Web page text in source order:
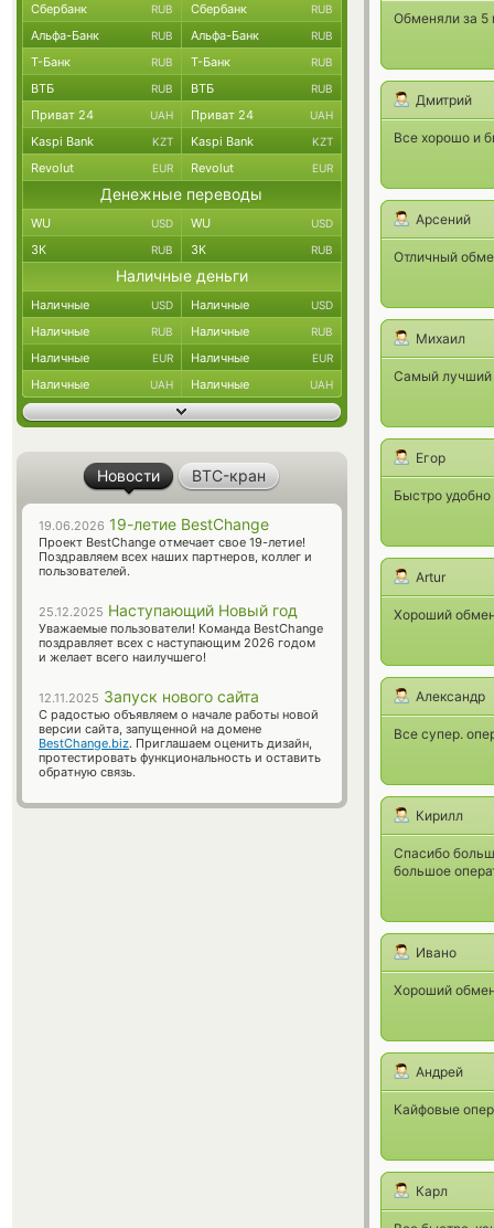
Обменяли за 5
Дмитрий
Все хорошо и
Арсений
Отличный
Михаил
Самый лучший
Егор
Быстро
Artur
Хороший
Александр
Все супер.
Кирилл
Спасибо
большое
Ивано
Хороший
Андрей
Кайфовые
Карл
Сбербанк RUB Сбербанк RUB
Альфа-Банк RUB Альфа-Банк RUB
Т-Банк RUB Т-Банк RUB
ВТБ RUB ВТБ RUB
Приват 24 UAH Приват 24 UAH
Kaspi Bank KZT Kaspi Bank KZT
Revolut EUR Revolut EUR
Денежные переводы
WU USD WU USD
ЗК RUB ЗК RUB
Наличные деньги
Наличные USD Наличные USD
Наличные RUB Наличные RUB
Наличные EUR Наличные EUR
Наличные UAH Наличные UAH
Новости BTC-кран
19.06.2026 19-летие BestChange
Проект BestChange отмечает свое 19-летие!
Поздравляем всех наших партнеров, коллег и
пользователей.
25.12.2025 Наступающий Новый год
Уважаемые пользователи! Команда BestChange
поздравляет всех с наступающим 2026 годом
и желает всего наилучшего!
12.11.2025 Запуск нового сайта
С радостью объявляем о начале работы новой
версии сайта, запущенной на домене
BestChange.biz. Приглашаем оценить дизайн,
протестировать функциональность и оставить
обратную связь.